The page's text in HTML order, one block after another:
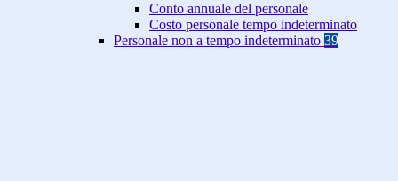
Conto annuale del personale
Costo personale tempo indeterminato
Personale non a tempo indeterminato 39